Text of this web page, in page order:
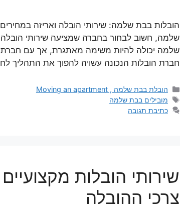
הובלות בבת שלמה: שירותי הובלה ואריזה
שלמה, חשוב לבחור בחברה שמציעה שירותי הובלה
שלמה יכולה להיות משימה מאתגרת, אך עם חברת
חברת הובלות הנכונה עשויה להפוך את התהליך
קטגוריות
הובלת בבת שלמה , Moving an apartment
תגיות
מובילים בבת שלמה
כתיבת תגובה
שירותי הובלות
צרכי ההובלה